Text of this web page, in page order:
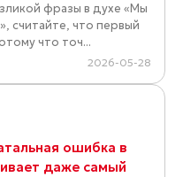
фразы в духе «Мы
считайте, что первый
что точ...
2026-05-28
ошибка в
даже самый